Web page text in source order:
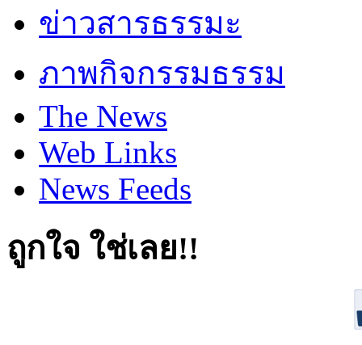
ข่าวสารธรรมะ
ภาพกิจกรรมธรรม
The News
Web Links
News Feeds
ถูกใจ ใช่เลย!!